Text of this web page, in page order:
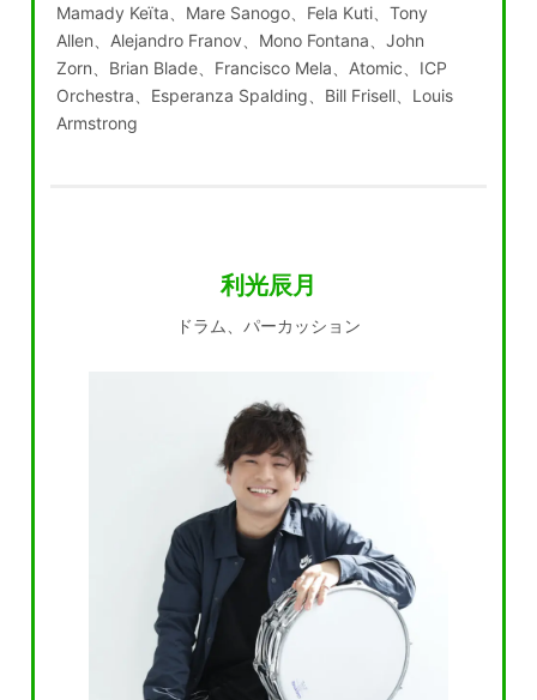
Mamady Keïta、Mare Sanogo、Fela Kuti、Tony
Allen、Alejandro Franov、Mono Fontana、John
Zorn、Brian Blade、Francisco Mela、Atomic、ICP
Orchestra、Esperanza Spalding、Bill Frisell、Louis
Armstrong
利光辰月
ドラム、パーカッション